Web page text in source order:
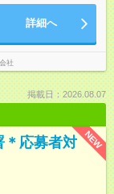
詳細へ
社
掲載日：2026.08.07
NEW
＊応募者対